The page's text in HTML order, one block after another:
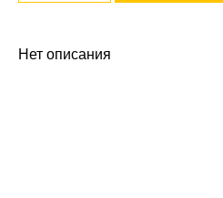
Нет описания